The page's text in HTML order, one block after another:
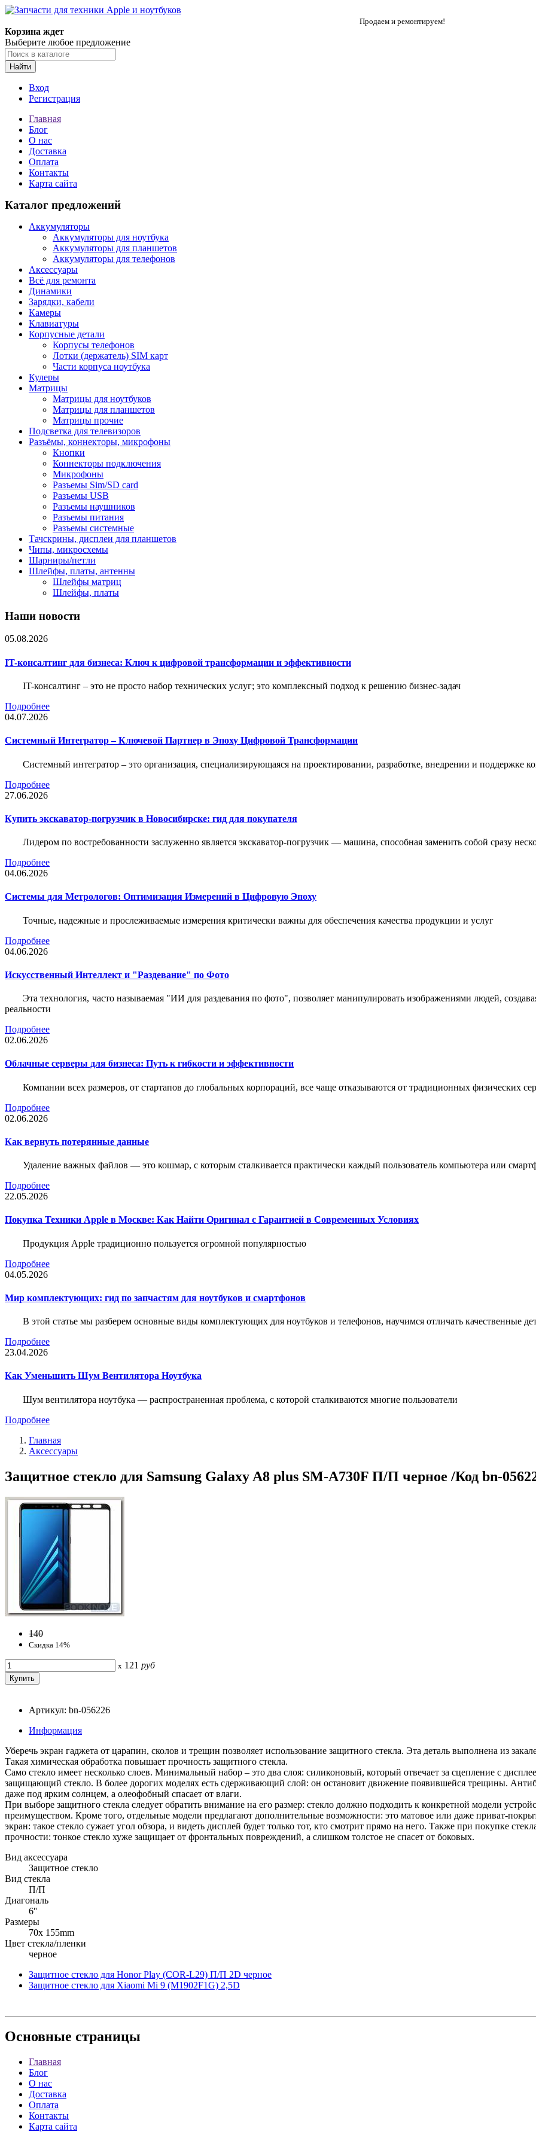
Продаем и ремонтируем!
Корзина ждет
Выберите любое предложение
Найти
Вход
Регистрация
Главная
Блог
О нас
Доставка
Оплата
Контакты
Карта сайта
Каталог предложений
Аккумуляторы
Аккумуляторы для ноутбука
Аккумуляторы для планшетов
Аккумуляторы для телефонов
Аксессуары
Всё для ремонта
Динамики
Зарядки, кабели
Камеры
Клавиатуры
Корпусные детали
Корпусы телефонов
Лотки (держатель) SIM карт
Части корпуса ноутбука
Кулеры
Матрицы
Матрицы для ноутбуков
Матрицы для планшетов
Матрицы прочие
Подсветка для телевизоров
Разъёмы, коннекторы, микрофоны
Кнопки
Коннекторы подключения
Микрофоны
Разъемы Sim/SD card
Разъемы USB
Разъемы наушников
Разъемы питания
Разъемы системные
Тачскрины, дисплеи для планшетов
Чипы, микросхемы
Шарниры/петли
Шлейфы, платы, антенны
Шлейфы матриц
Шлейфы, платы
Наши новости
05.08.2026
IT-консалтинг для бизнеса: Ключ к цифровой трансформации и эффективности
IT-консалтинг – это не просто набор технических услуг; это комплексный подход к решению бизнес-задач
Подробнее
04.07.2026
Системный Интегратор – Ключевой Партнер в Эпоху Цифровой Трансформации
Системный интегратор – это организация, специализирующаяся на проектировании, разработке, внедрении и поддержке
Подробнее
27.06.2026
Купить экскаватор-погрузчик в Новосибирске: гид для покупателя
Лидером по востребованности заслуженно является экскаватор-погрузчик — машина, способная заменить собой сразу
Подробнее
04.06.2026
Системы для Метрологов: Оптимизация Измерений в Цифровую Эпоху
Точные, надежные и прослеживаемые измерения критически важны для обеспечения качества продукции и услуг
Подробнее
04.06.2026
Искусственный Интеллект и "Раздевание" по Фото
Эта технология, часто называемая "ИИ для раздевания по фото", позволяет манипулировать изображениями людей,
реальности
Подробнее
02.06.2026
Облачные серверы для бизнеса: Путь к гибкости и эффективности
Компании всех размеров, от стартапов до глобальных корпораций, все чаще отказываются от традиционных физических
Подробнее
02.06.2026
Как вернуть потерянные данные
Удаление важных файлов — это кошмар, с которым сталкивается практически каждый пользователь компьютера или
Подробнее
22.05.2026
Покупка Техники Apple в Москве: Как Найти Оригинал с Гарантией в Современных Условиях
Продукция Apple традиционно пользуется огромной популярностью
Подробнее
04.05.2026
Мир комплектующих: гид по запчастям для ноутбуков и смартфонов
В этой статье мы разберем основные виды комплектующих для ноутбуков и телефонов, научимся отличать качественные
Подробнее
23.04.2026
Как Уменьшить Шум Вентилятора Ноутбука
Шум вентилятора ноутбука — распространенная проблема, с которой сталкиваются многие пользователи
Подробнее
Главная
Аксессуары
Защитное стекло для Samsung Galaxy A8 plus SM-A730F П/П черное /Код bn-
140
Скидка 14%
x 121 руб
Артикул: bn-056226
Информация
Уберечь экран гаджета от царапин, сколов и трещин позволяет использование защитного стекла. Эта деталь выполнена из
Такая химическая обработка повышает прочность защитного стекла.
Само стекло имеет несколько слоев. Минимальный набор – это два слоя: силиконовый, который отвечает за сцепление с
защищающий стекло. В более дорогих моделях есть сдерживающий слой: он остановит движение появившейся трещины.
даже под ярким солнцем, а олеофобный спасает от влаги.
При выборе защитного стекла следует обратить внимание на его размер: стекло должно подходить к конкретной модели
преимуществом. Кроме того, отдельные модели предлагают дополнительные возможности: это матовое или даже приват-
экран: такое стекло сужает угол обзора, и видеть дисплей будет только тот, кто смотрит прямо на него. Также при покупке
прочности: тонкое стекло хуже защищает от фронтальных повреждений, а слишком толстое не спасет от боковых.
Вид аксессуара
Защитное стекло
Вид стекла
П/П
Диагональ
6''
Размеры
70x 155mm
Цвет стекла/пленки
черное
Защитное стекло для Honor Play (COR-L29) П/П 2D черное
Защитное стекло для Xiaomi Mi 9 (M1902F1G) 2,5D
Основные страницы
Главная
Блог
О нас
Доставка
Оплата
Контакты
Карта сайта